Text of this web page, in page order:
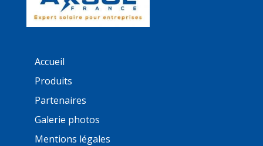
Accueil
Produits
Partenaires
Galerie photos
Mentions légales